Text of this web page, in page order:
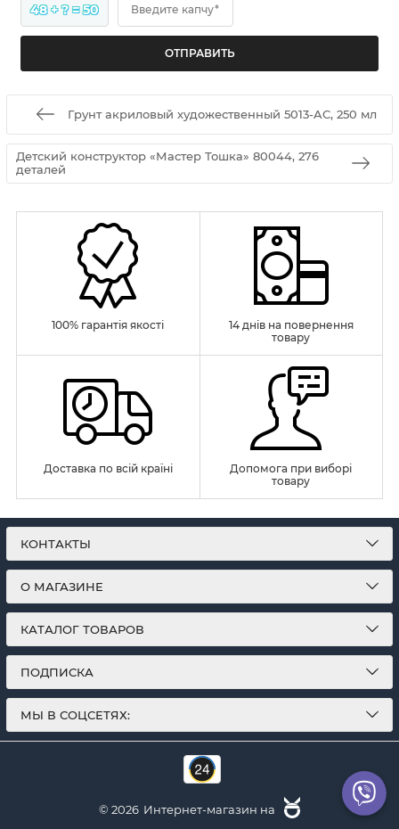
48 + ? = 50 Введите капчу*
Грунт акриловый художественный 5013-AC, 250 мл
Детский конструктор «Мастер Тошка» 80044, 276
деталей
100% гарантія якості
14 днів на повернення
товару
Доставка по всій країні
Допомога при виборі
товару
КОНТАКТЫ
О МАГАЗИНЕ
КАТАЛОГ ТОВАРОВ
ПОДПИСКА
МЫ В СОЦСЕТЯХ:
© 2026 Интернет-магазин на